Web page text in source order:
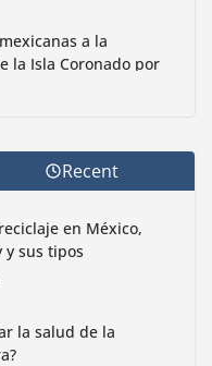
a la
la Isla Coronado por
y Humane World
de aves
para
Recent
en México,
y sus tipos
la salud de la